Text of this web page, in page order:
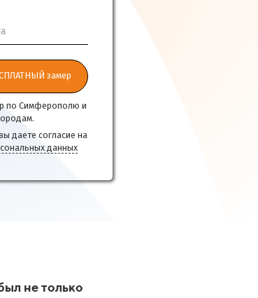
замер
по Симферополю и
даете согласие на
данных
не только